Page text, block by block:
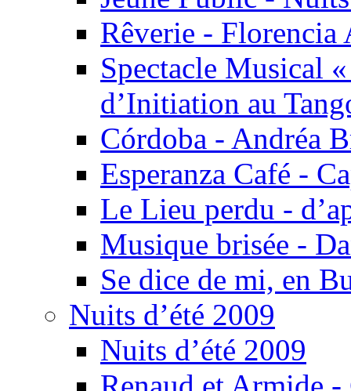
Rêverie - Florencia
Spectacle Musical
d’Initiation au
Córdoba - Andréa
Esperanza Café -
Le Lieu perdu -
Musique brisée -
Se dice de mi, en
Nuits d’été 2009
Nuits d’été 2009